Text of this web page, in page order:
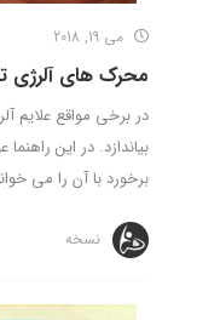
می 19, 2018
محرک های آلرژی
در برخی مواقع علایم
بیاندازد. در این
برخورد با آن را می
نسخه